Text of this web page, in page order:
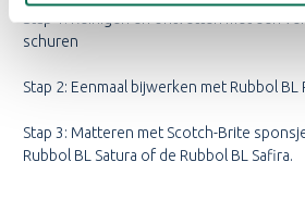
Stap 1: Reinigen en ontvetten met een
schuren
Stap 2: Eenmaal bijwerken met Rubbol BL
Stap 3: Matteren met Scotch-Brite
Rubbol BL Satura of de Rubbol BL Safira.